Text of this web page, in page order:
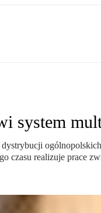
system
czasu realizuje prace